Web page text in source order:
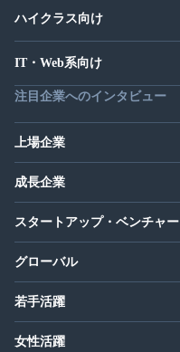
ハイクラス向け
IT・Web系向け
注目企業へのインタビュー
上場企業
成長企業
スタートアップ・ベンチャー
グローバル
若手活躍
女性活躍